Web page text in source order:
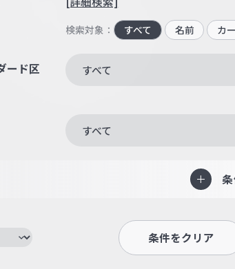
検索対象： すべて 名前 カ
ード区
すべて
すべて
条件をクリア